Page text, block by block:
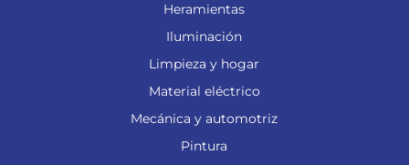
Heramientas
Iluminación
Limpieza y hogar
Material eléctrico
Mecánica y automotriz
Pintura